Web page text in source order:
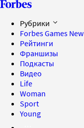
Рубрики
Forbes Games New
Рейтинги
Франшизы
Подкасты
Видео
Life
Woman
Sport
Young